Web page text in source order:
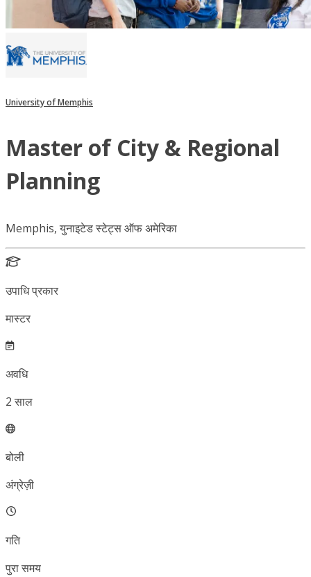
University of Memphis
Master of City & Regional
Planning
Memphis, युनाइटेड स्टेट्स ऑफ अमेरिका
उपाधि प्रकार
मास्टर
अवधि
2 साल
बोली
अंग्रेज़ी
गति
पुरा समय